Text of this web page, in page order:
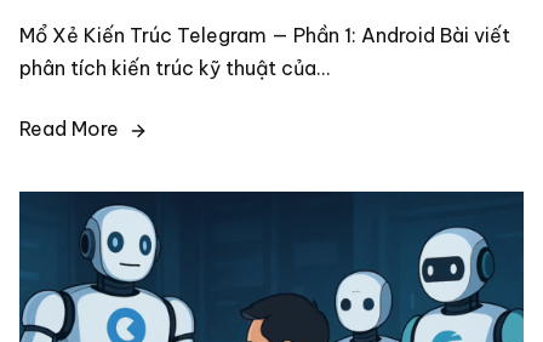
Mổ Xẻ Kiến Trúc Telegram — Phần 1: Android Bài viết
phân tích kiến trúc kỹ thuật của…
Read More